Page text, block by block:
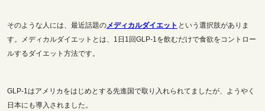
そのような人には、最近話題の メディカルダイエット という選択肢がありま
す。メディカルダイエットとは、1日1回GLP-1を飲むだけで食欲をコントロー
ルするダイエット方法です。
GLP-1はアメリカをはじめとする先進国で取り入れられてましたが、ようやく
日本にも導入されました。